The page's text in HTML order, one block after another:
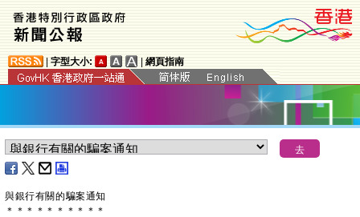
字型大小: 網頁指南
與銀行有關的騙案通知
＊ ＊ ＊ ＊ ＊ ＊ ＊ ＊ ＊ ＊